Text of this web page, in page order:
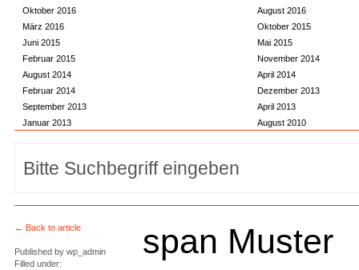
Oktober 2016
August 2016
März 2016
Oktober 2015
Juni 2015
Mai 2015
Februar 2015
November 2014
August 2014
April 2014
Februar 2014
Dezember 2013
September 2013
April 2013
Januar 2013
August 2010
← Back to article
Published bywp_admin
Filled under:
span Muster